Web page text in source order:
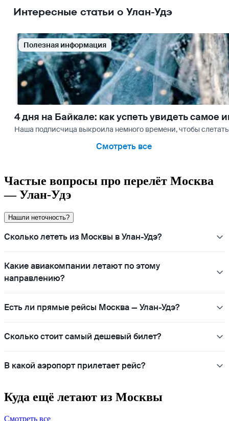
Интересные статьи о Улан-Удэ
Полезная информация
4 дня на Байкале: как успеть увидеть самое
Наша подписчица выкроила немного времени, чтобы
Смотреть все
Частые вопросы про перелёт Москва
— Улан-Удэ
Нашли неточность?
Сколько лететь из Москвы в Улан-Удэ?
Какие авиакомпании летают по этому
направлению?
Есть ли прямые рейсы Москва — Улан-Удэ?
Сколько стоит самый дешевый билет?
В какой аэропорт прилетает рейс?
Куда ещё летают из Москвы
Смотреть все